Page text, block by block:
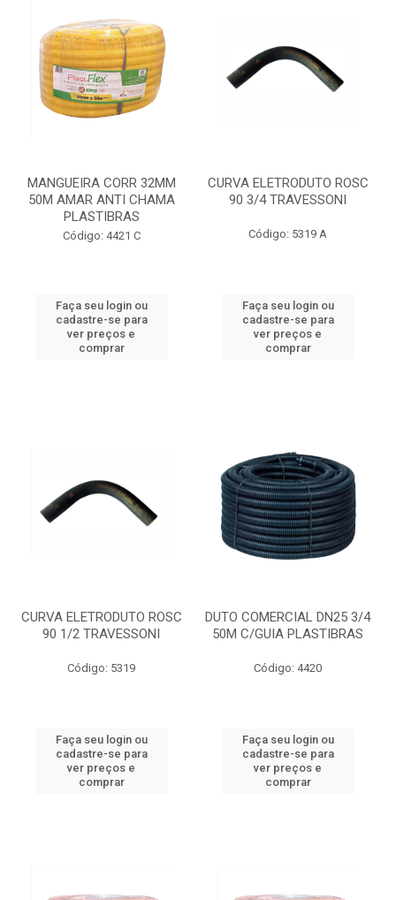
MANGUEIRA CORR 32MM
50M AMAR ANTI CHAMA
PLASTIBRAS
Código: 4421 C
Faça seu login ou
cadastre-se para
ver preços e
comprar
CURVA ELETRODUTO ROSC
90 3/4 TRAVESSONI
Código: 5319 A
Faça seu login ou
cadastre-se para
ver preços e
comprar
CURVA ELETRODUTO ROSC
90 1/2 TRAVESSONI
Código: 5319
Faça seu login ou
cadastre-se para
ver preços e
comprar
DUTO COMERCIAL DN25 3/4
50M C/GUIA PLASTIBRAS
Código: 4420
Faça seu login ou
cadastre-se para
ver preços e
comprar